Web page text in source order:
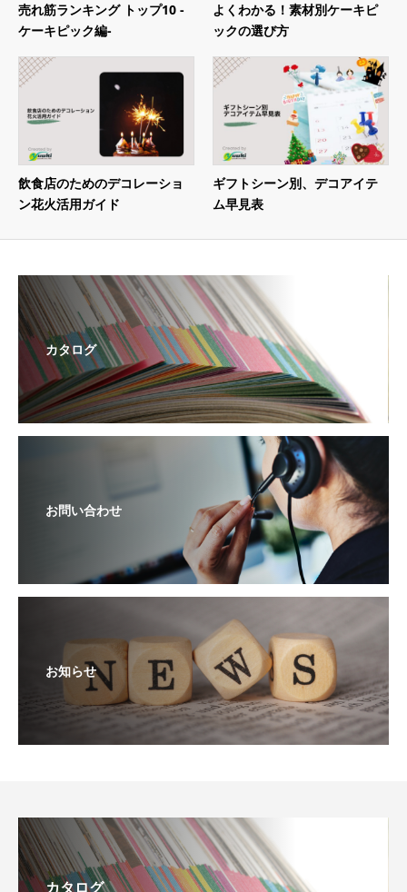
売れ筋ランキング トップ10 -
ケーキピック編-
よくわかる！素材別ケーキピ
ックの選び方
飲食店のためのデコレーショ
ン花火活用ガイド
ギフトシーン別、デコアイテ
ム早見表
カタログ
お問い合わせ
お知らせ
カタログ